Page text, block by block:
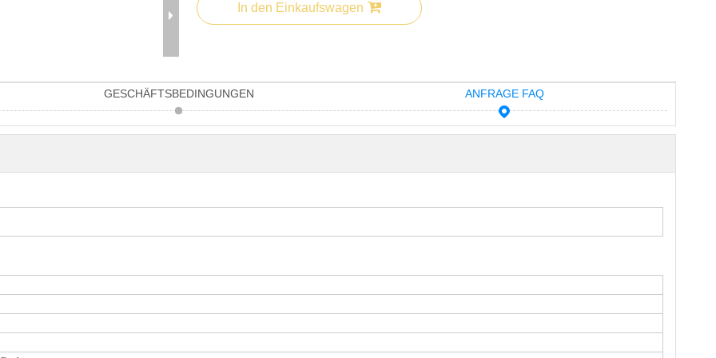
In den Einkaufswagen
GESCHÄFTSBEDINGUNGEN ANFRAGE FAQ